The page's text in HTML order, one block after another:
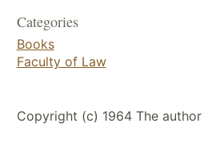
Categories
Books
Faculty of Law
Copyright (c) 1964 The author